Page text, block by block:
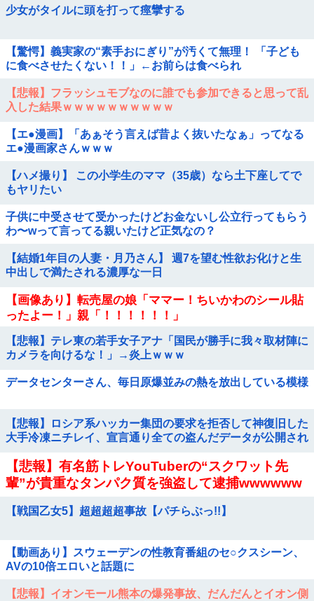
少女がタイルに頭を打って痙攣する
【驚愕】義実家の“素手おにぎり”が汚くて無理！ 「子ども
に食べさせたくない！！」←お前らは食べられ
【悲報】フラッシュモブなのに誰でも参加できると思って乱
入した結果ｗｗｗｗｗｗｗｗｗｗ
【エ●漫画】「あぁそう言えば昔よく抜いたなぁ」ってなる
エ●漫画家さんｗｗｗ
【ハメ撮り】 この小学生のママ（35歳）なら土下座してで
もヤリたい
子供に中受させて受かったけどお金ないし公立行ってもらう
わ〜wって言ってる親いたけど正気なの？
【結婚1年目の人妻・月乃さん】 週7を望む性欲お化けと生
中出しで満たされる濃厚な一日
【画像あり】転売屋の娘「ママー！ちいかわのシール貼
ったよー！」親「！！！！！！」
【悲報】テレ東の若手女子アナ「国民が勝手に我々取材陣に
カメラを向けるな！」→炎上ｗｗｗ
データセンターさん、毎日原爆並みの熱を放出している模様
【悲報】ロシア系ハッカー集団の要求を拒否して神復旧した
大手冷凍ニチレイ、宣言通り全ての盗んだデータが公開され
【悲報】有名筋トレYouTuberの“スクワット先
輩”が貴重なタンパク質を強盗して逮捕wwwwww
【戦国乙女5】超超超超事故【パチらぶっ!!】
【動画あり】スウェーデンの性教育番組のセ○クスシーン、
AVの10倍エロいと話題に
【悲報】イオンモール熊本の爆発事故、だんだんとイオン側